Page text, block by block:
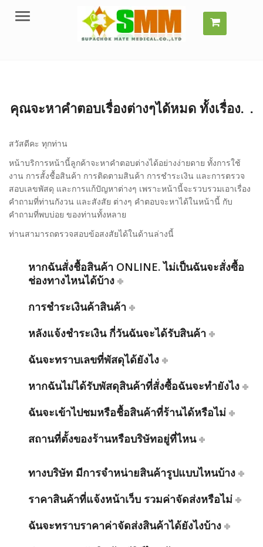
Menu
คุณจะหาคำตอบเรื่องต่างๆได้หมด ทั้งเรื่อง. .
สวัสดีคะ ทุกท่าน
หน้าบริการหน้านี้ลูกค้าจะหาคำตอบต่างได้อย่างง่ายดาย ทั้งการใช้
งาน การสั้งชื้อสินค้า การติดตามสินค้า การชำระเงิน และการตรวจ
สอบเลขพัสดุ และการแก้ปัญหาต่างๆ เพราะหน้านี้จะรวบรวมเอาเรื่อง
คำถามที่ท่านกังวน และสังสัย ต่างๆ คำตอบจะหาได้ในหน้านี้ กับ
คำถามที่พบบ่อย ของท่านทั้งหลาย
ท่านสามารถตรวจสอบข้อสงสัยได้ในด้านล่างนี้
หากฉันสั่งชื้อสินค้า ONLINE. ไม่เป็นฉันจะสั่งซื้อ
ช่องทางไหนได้บ้าง
การชำระเงินค้าสินค้า
หลังแจ้งชำระเงิน กี่วันฉันจะได้รับสินค้า
ฉันจะทราบเลขที่พัสดุได้ยังไง
หากฉันไม่ได้รับพัสดุสินค้าที่สั่งซื้อฉันจะทำยังไง
ฉันจะเข้าไปชมหรือชื้อสินค้าที่ร้านได้หรือไม่
สถานที่ตั้งของร้านหรือบริษัทอยู่ที่ไหน
ทางบริษัท มีการจำหน่ายสินค้ารูปแบบไหนบ้าง
ราคาสินค้าที่แจ้งหน้าเว็บ รวมค่าจัดส่งหรือไม่
ฉันจะทราบราคาค่าจัดส่งสินค้าได้ยังไงบ้าง